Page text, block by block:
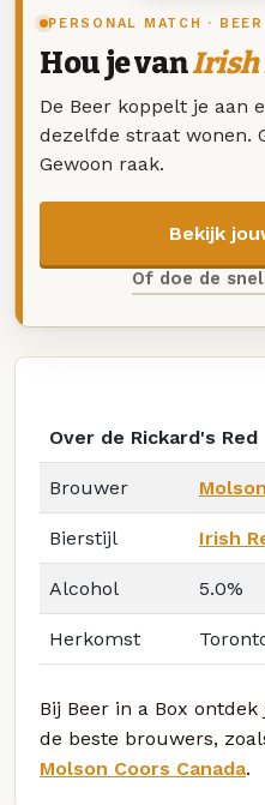
PERSONAL MATCH ·
Hou je vanIrish
De Beer koppelt je aan
dezelfde straat wonen.
Gewoon raak.
Bekijk
Of doe de
Over de Rickard's Red
Brouwer
Bierstijl Irish
Alcohol 5.0%
Herkomst
Bij Beer in a Box
de beste brouwers,
Molson Coors Canada.